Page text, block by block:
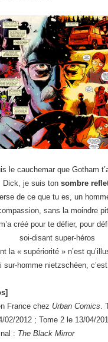
le cauchemar que Gotham
Dick, je suis ton sombre
de ce que tu es, un
sans la moindre
créé pour te défier, pour
soi-disant super-héros
la « supériorité » n’est
sur-homme nietzschéen,
France chez Urban Comics.
02/2012 ; Tome 2 le 13/04/
: The Black Mirror